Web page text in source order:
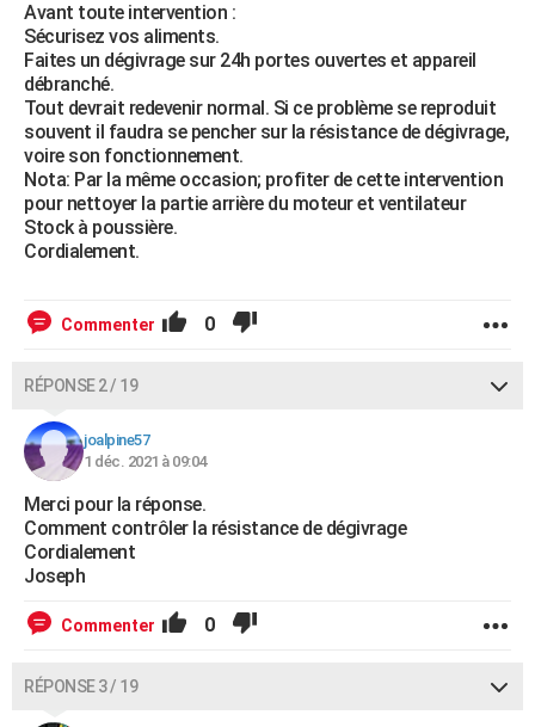
Avant toute intervention :
Sécurisez vos aliments.
Faites un dégivrage sur 24h portes ouvertes et appareil
débranché.
Tout devrait redevenir normal. Si ce problème se reproduit
souvent il faudra se pencher sur la résistance de dégivrage,
voire son fonctionnement.
Nota: Par la même occasion; profiter de cette intervention
pour nettoyer la partie arrière du moteur et ventilateur
Stock à poussière.
Cordialement.
Commenter 0
RÉPONSE 2 / 19
joalpine57
1 déc. 2021 à 09:04
Merci pour la réponse.
Comment contrôler la résistance de dégivrage
Cordialement
Joseph
Commenter 0
RÉPONSE 3 / 19